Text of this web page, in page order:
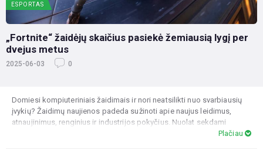
ESPORTAS
„Fortnite“ žaidėjų skaičius pasiekė žemiausią lygį per
dvejus metus
2025-06-03 0
Domiesi kompiuteriniais žaidimais ir nori neatsilikti nuo svarbiausių
įvykių? Žaidimų naujienos padeda sužinoti apie naujus leidimus,
atnaujinimus, renginius ir industrijos pokyčius. Nuolat sekdami
informaciją, gali geriau suprasti, kaip keičiasi rinka ir kokios žaidimų
Plačiau